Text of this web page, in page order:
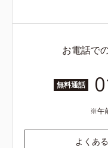
お電話で
無料通話
午
よくあ